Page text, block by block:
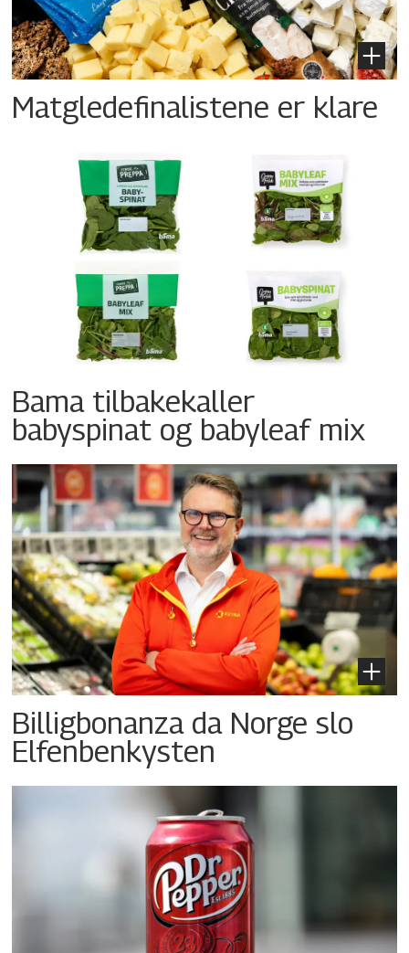
Matgledefinalistene er klare
Bama tilbakekaller
babyspinat og babyleaf mix
Billigbonanza da Norge slo
Elfenbenkysten